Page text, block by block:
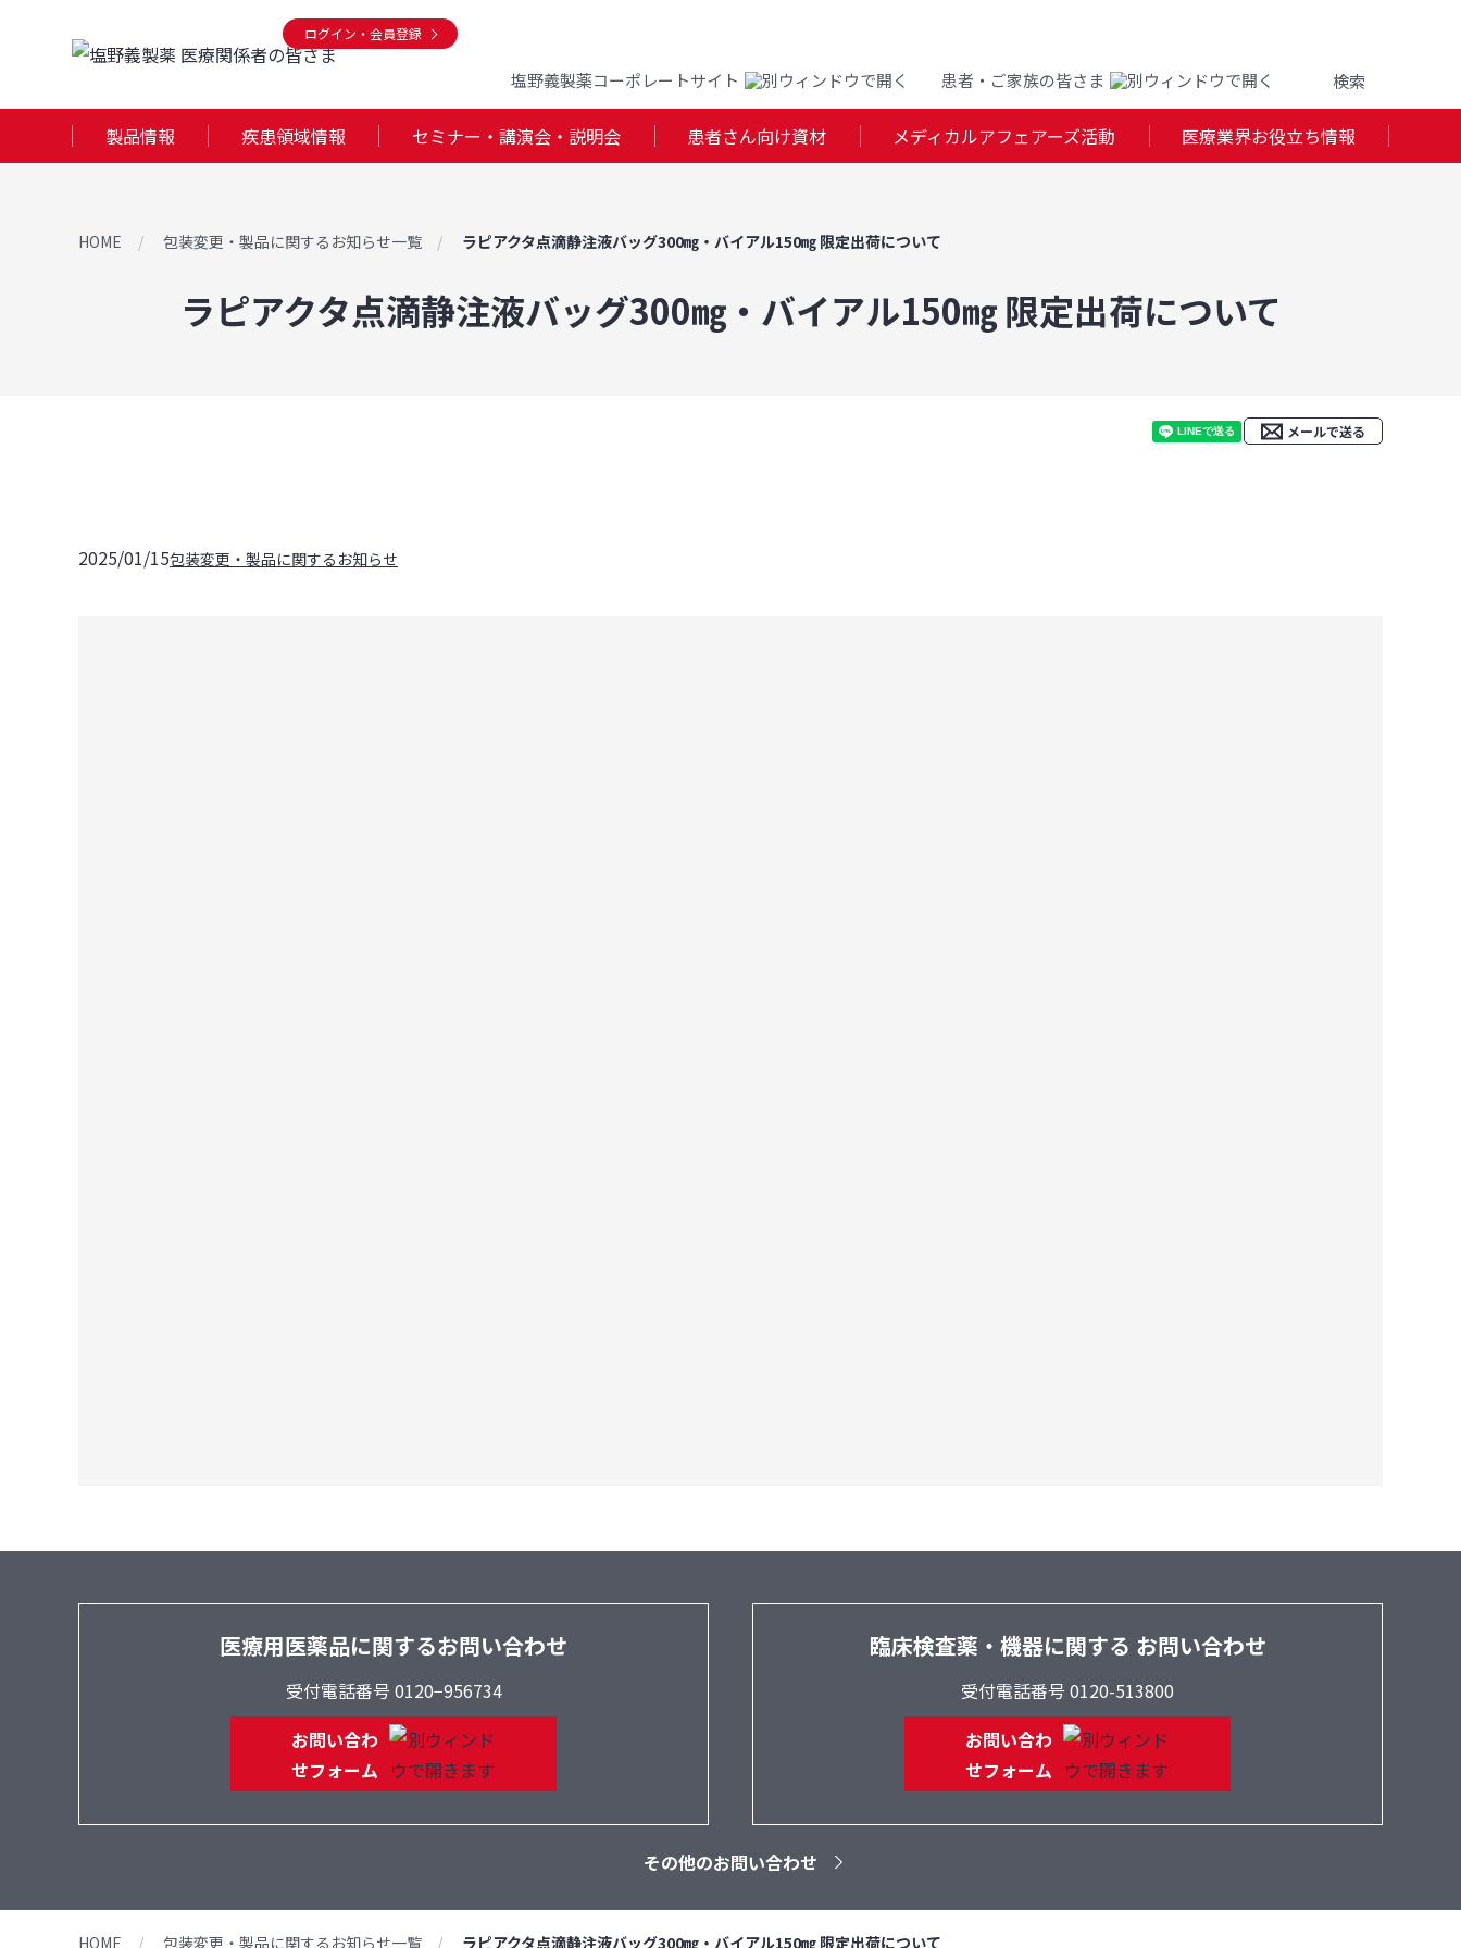
製品情報 疾患領域情報 セミナー・講演会・説明会 患者さん向け資材 メディカルアフェアーズ活動 医療業界お役立ち情報
塩野義製薬コーポレートサイト 患者・ご家族の皆さま
ログイン・会員登録
HOME 包装変更・製品に関するお知らせ一覧 ラピアクタ点滴静注液バッグ300㎎・バイアル150㎎ 限定出荷について
ラピアクタ点滴静注液バッグ300㎎・バイアル150㎎ 限定出荷について
メールで送る
2025/01/15包装変更・製品に関するお知らせ
医療用医薬品に関するお問い合わせ
受付電話番号 0120−956734
お問い合わ
せフォーム
臨床検査薬・機器に関する お問い合わせ
受付電話番号 0120-513800
お問い合わ
せフォーム
その他のお問い合わせ
HOME 包装変更・製品に関するお知らせ一覧 ラピアクタ点滴静注液バッグ300㎎・バイアル150㎎ 限定出荷について